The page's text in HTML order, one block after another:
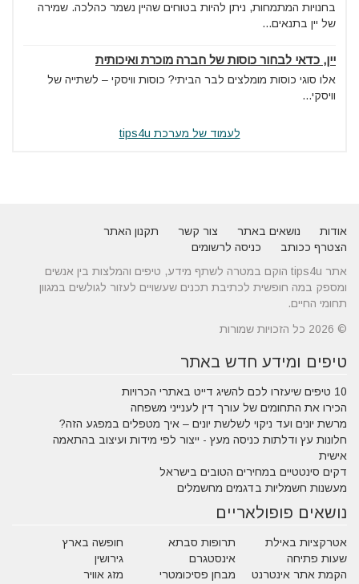
בחנויות המתמחות, ניתן להיות בטוחים שהיין נשמר כהלכה. שמירה
של יין בתנאים...
יין, כדאי לבחור כוסות של חברה מוכרת ואיכותית
אלו סוגי כוסות מומלצים לבר הביתי? כוסות וויסקי – לשתייה של
וויסקי...
לעמוד של מערכת tips4u
אודות נושאים באתר צור קשר
תקנון האתר
הצטרף ככותב
כניסה לרשומים
אתר tips4u הוקם במטרה לשתף מידע, טיפים והמלצות בין אנשים
ומספק במה חופשית לכתיבת תכנים שעשויים לעזור לגולשים במגוון
תחומי החיים.
© 2026 כל הזכויות שמורות
טיפים ומידע חדש באתר
10 טיפים שיעזרו לכם להשיג דייט באתרי הכרויות
הכירו את התחומים של עורך דין לענייני משפחה
מרשת יונים ועד ניקוי לשלשת יונים – איך מטפלים במפגע הזה?
חלונות עץ ודלתות כניסה מעץ - ייצור לפי מידות ועיצוב בהתאמה
אישית
דקים סינטטיים במחירים הטובים בישראל
מעשנות חשמליות בדגמים מחשמלים
נושאים פופולאריים
אטרקציות באילת תרופות סבתא
חופשה בארץ
שעות פתיחה
אינסטגרם
גירושין
הקמת אתר אינטרנט
מבחן פסיכומטרי מזג אוויר